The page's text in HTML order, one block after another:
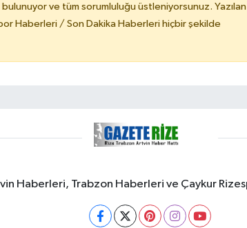
bulunuyor ve tüm sorumluluğu üstleniyorsunuz. Yazılan
Haberleri / Son Dakika Haberleri hiçbir şekilde
Haberleri, Trabzon Haberleri ve Çaykur